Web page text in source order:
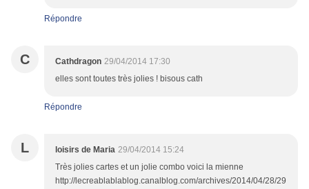
Répondre
C Cathdragon 29/04/2014 17:30
elles sont toutes très jolies ! bisous cath
Répondre
L loisirs de Maria 29/04/2014 15:24
Très jolies cartes et un jolie combo voici la mienne
http://lecreablablablog.canalblog.com/archives/2014/04/28/29